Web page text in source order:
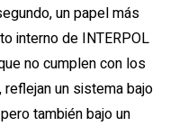
un papel más
interno de INTERPOL
no cumplen con los
un sistema bajo
también bajo un